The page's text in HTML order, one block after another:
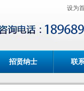
设为
招贤纳士 联